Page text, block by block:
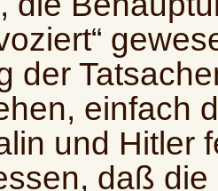
der
einfach
und Hitler
daß